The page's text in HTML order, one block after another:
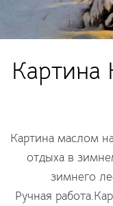
Картина
Картина маслом
отдыха в
зимнего
Ручная